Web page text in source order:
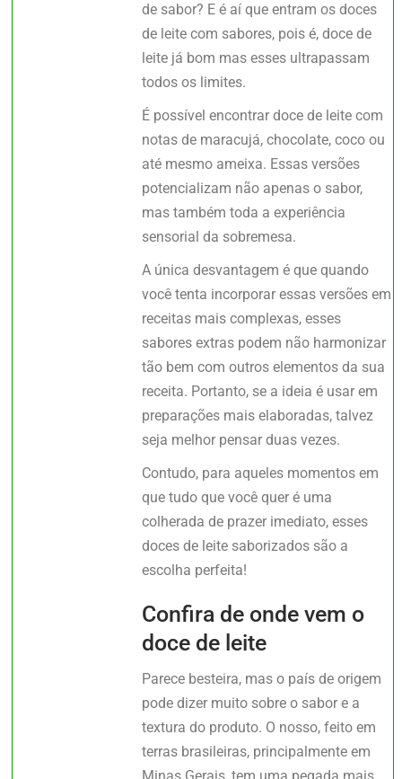
de sabor? E é aí que entram os doces
de leite com sabores, pois é, doce de
leite já bom mas esses ultrapassam
todos os limites.
É possível encontrar doce de leite com
notas de maracujá, chocolate, coco ou
até mesmo ameixa. Essas versões
potencializam não apenas o sabor,
mas também toda a experiência
sensorial da sobremesa.
A única desvantagem é que quando
você tenta incorporar essas versões em
receitas mais complexas, esses
sabores extras podem não harmonizar
tão bem com outros elementos da sua
receita. Portanto, se a ideia é usar em
preparações mais elaboradas, talvez
seja melhor pensar duas vezes.
Contudo, para aqueles momentos em
que tudo que você quer é uma
colherada de prazer imediato, esses
doces de leite saborizados são a
escolha perfeita!
Confira de onde vem o
doce de leite
Parece besteira, mas o país de origem
pode dizer muito sobre o sabor e a
textura do produto. O nosso, feito em
terras brasileiras, principalmente em